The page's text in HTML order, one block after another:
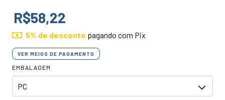
R$58,22
5% de desconto pagando com Pix
VER MEIOS DE PAGAMENTO
EMBALAGEM